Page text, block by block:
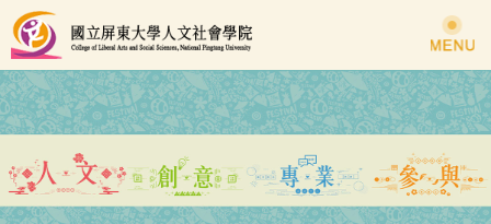
跳
到
主
要
內
區